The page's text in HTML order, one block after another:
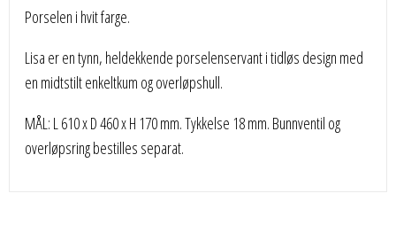
Porselen i hvit farge.
Lisa er en tynn, heldekkende porselenservant i tidløs design med
en midtstilt enkeltkum og overløpshull.
MÅL: L 610 x D 460 x H 170 mm. Tykkelse 18 mm. Bunnventil og
overløpsring bestilles separat.